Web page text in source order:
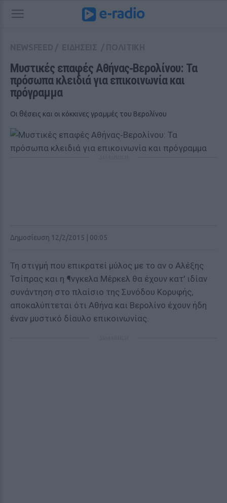
Μυστικές επαφές Αθήνας‑Βερολίνου: Τα
πρόσωπα κλειδιά για επικοινωνία και
πρόγραμμα
Οι θέσεις και οι κόκκινες γραμμές του Βερολίνου
Δημοσίευση 12/2/2015 | 00:05
Τη στιγμή που επικρατεί μύλος με το αν ο Αλέξης
Τσίπρας και η ¶νγκελα Μέρκελ θα έχουν κατ' ιδίαν
συνάντηση στο πλαίσιο της Συνόδου Κορυφής,
αποκαλύπτεται ότι Αθήνα και Βερολίνο έχουν ήδη
έναν μυστικό δίαυλο επικοινωνίας.